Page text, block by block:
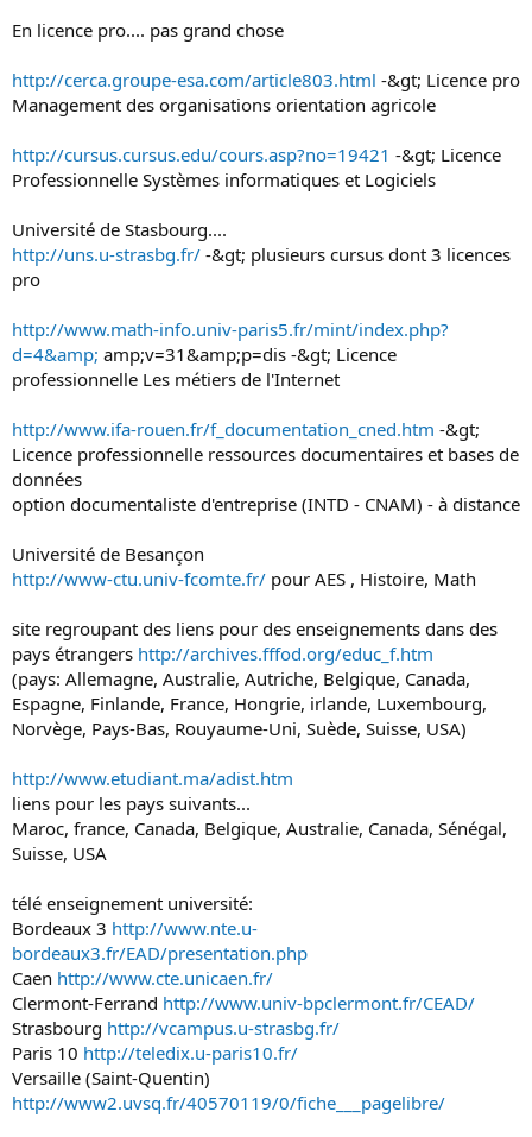
En licence pro.... pas grand chose
http://cerca.groupe-esa.com/article803.html -&gt; Licence pro
Management des organisations orientation agricole
http://cursus.cursus.edu/cours.asp?no=19421 -&gt; Licence
Professionnelle Systèmes informatiques et Logiciels
Université de Stasbourg....
http://uns.u-strasbg.fr/ -&gt; plusieurs cursus dont 3 licences
pro
http://www.math-info.univ-paris5.fr/mint/index.php?
d=4&amp; amp;v=31&amp;p=dis -&gt; Licence
professionnelle Les métiers de l'Internet
http://www.ifa-rouen.fr/f_documentation_cned.htm -&gt;
Licence professionnelle ressources documentaires et bases de
données
option documentaliste d'entreprise (INTD - CNAM) - à distance
Université de Besançon
http://www-ctu.univ-fcomte.fr/ pour AES , Histoire, Math
site regroupant des liens pour des enseignements dans des
pays étrangers http://archives.fffod.org/educ_f.htm
(pays: Allemagne, Australie, Autriche, Belgique, Canada,
Espagne, Finlande, France, Hongrie, irlande, Luxembourg,
Norvège, Pays-Bas, Rouyaume-Uni, Suède, Suisse, USA)
http://www.etudiant.ma/adist.htm
liens pour les pays suivants...
Maroc, france, Canada, Belgique, Australie, Canada, Sénégal,
Suisse, USA
télé enseignement université:
Bordeaux 3 http://www.nte.u-
bordeaux3.fr/EAD/presentation.php
Caen http://www.cte.unicaen.fr/
Clermont-Ferrand http://www.univ-bpclermont.fr/CEAD/
Strasbourg http://vcampus.u-strasbg.fr/
Paris 10 http://teledix.u-paris10.fr/
Versaille (Saint-Quentin)
http://www2.uvsq.fr/40570119/0/fiche___pagelibre/